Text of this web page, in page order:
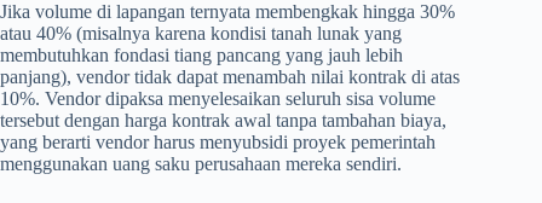
Jika volume di lapangan ternyata membengkak hingga 30%
atau 40% (misalnya karena kondisi tanah lunak yang
membutuhkan fondasi tiang pancang yang jauh lebih
panjang), vendor tidak dapat menambah nilai kontrak di atas
10%. Vendor dipaksa menyelesaikan seluruh sisa volume
tersebut dengan harga kontrak awal tanpa tambahan biaya,
yang berarti vendor harus menyubsidi proyek pemerintah
menggunakan uang saku perusahaan mereka sendiri.